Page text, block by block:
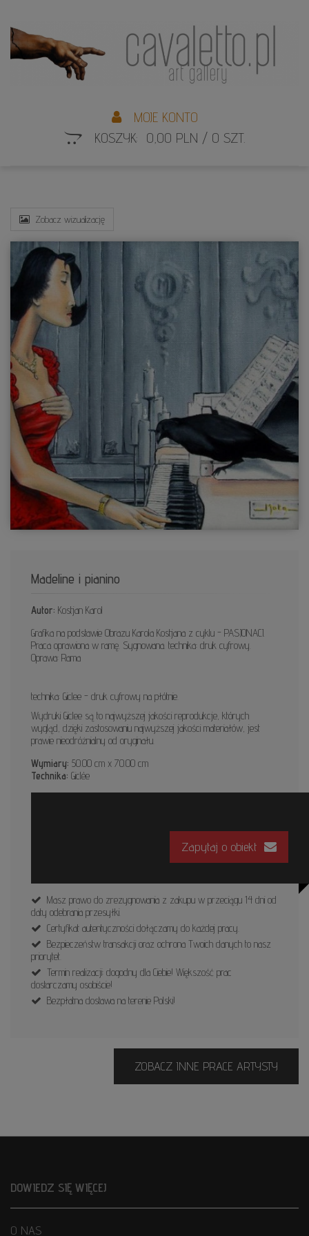
MOJE KONTO
KOSZYK: 0,00 PLN / 0 SZT.
Zobacz wizualizację
Madeline i pianino
Autor: Kostjan Karol
Grafika na podstawie Obrazu Karola Kostjana z cyklu - PASJONACI.
Praca oprawiona w ramę. Sygnowana. technika: druk cyfrowy.
Oprawa: Rama
technika: Giclee - druk cyfrowy na płótnie.
Wydruki Giclee są to najwyższej jakości reprodukcje, których
wygląd, dzięki zastosowaniu najwyższej jakości materiałów, jest
prawie nieodróżnialny od oryginału.
Wymiary: 50.00 cm x 70.00 cm
Technika: Giclée
Zapytaj o obiekt
Masz prawo do zrezygnowania z zakupu w przeciągu 14 dni od
daty odebrania przesyłki.
Certyfikat autentyczności dołączamy do każdej pracy.
Bezpieczeństw transakcji oraz ochrona Twoich danych to nasz
priorytet.
Termin realizacji: dogodny dla Ciebie! Większość prac
dostarczamy osobiście!
Bezpłatna dostawa na terenie Polski!
ZOBACZ INNE PRACE ARTYSTY
DOWIEDZ SIĘ WIĘCEJ
O NAS